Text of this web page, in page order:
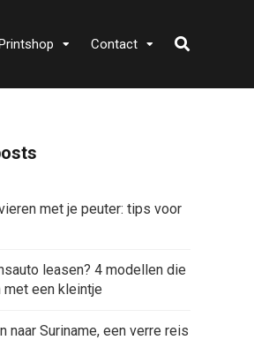
Contact
met je peuter: tips voor
leasen? 4 modellen die
een kleintje
naar Suriname, een verre reis